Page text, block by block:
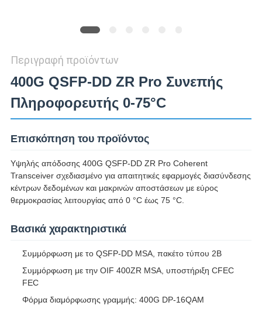
Περιγραφή προϊόντων
400G QSFP-DD ZR Pro Συνεπής
Πληροφορευτής 0-75°C
Επισκόπηση του προϊόντος
Υψηλής απόδοσης 400G QSFP-DD ZR Pro Coherent
Transceiver σχεδιασμένο για απαιτητικές εφαρμογές διασύνδεσης
κέντρων δεδομένων και μακρινών αποστάσεων με εύρος
θερμοκρασίας λειτουργίας από 0 °C έως 75 °C.
Βασικά χαρακτηριστικά
Συμμόρφωση με το QSFP-DD MSA, πακέτο τύπου 2B
Συμμόρφωση με την OIF 400ZR MSA, υποστήριξη CFEC
FEC
Φόρμα διαμόρφωσης γραμμής: 400G DP-16QAM